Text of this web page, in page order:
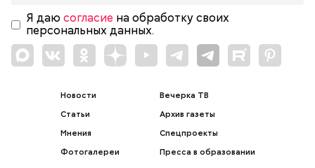
Я даю согласие на обработку своих
персональных данных.
Новости
Статьи
Мнения
Фотогалереи
Вечерка ТВ
Архив газеты
Спецпроекты
Пресса в образовании